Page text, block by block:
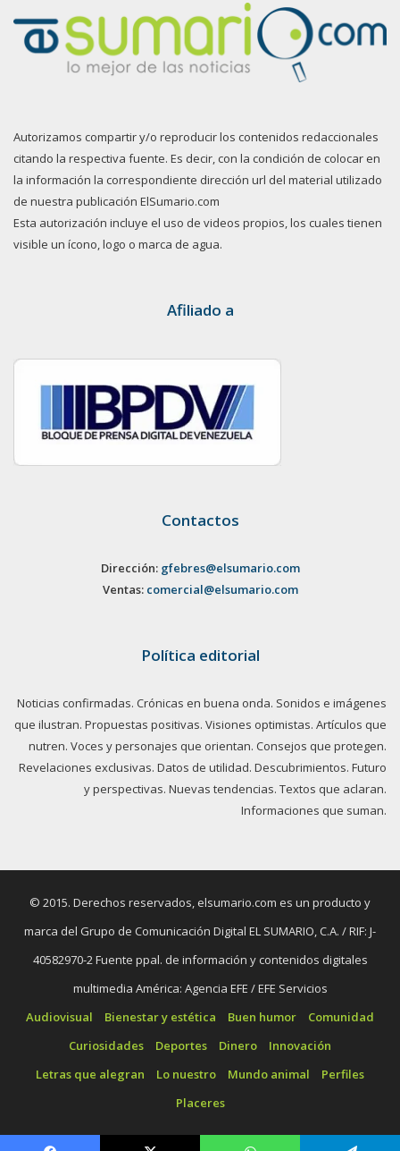
Autorizamos compartir y/o reproducir los contenidos redaccionales
citando la respectiva fuente. Es decir, con la condición de colocar en
la información la correspondiente dirección url del material utilizado
de nuestra publicación ElSumario.com
Esta autorización incluye el uso de videos propios, los cuales tienen
visible un ícono, logo o marca de agua.
Afiliado a
Contactos
Dirección: gfebres@elsumario.com
Ventas: comercial@elsumario.com
Política editorial
Noticias confirmadas. Crónicas en buena onda. Sonidos e imágenes
que ilustran. Propuestas positivas. Visiones optimistas. Artículos que
nutren. Voces y personajes que orientan. Consejos que protegen.
Revelaciones exclusivas. Datos de utilidad. Descubrimientos. Futuro
y perspectivas. Nuevas tendencias. Textos que aclaran.
Informaciones que suman.
© 2015. Derechos reservados, elsumario.com es un producto y
marca del Grupo de Comunicación Digital EL SUMARIO, C.A. / RIF: J-
40582970-2 Fuente ppal. de información y contenidos digitales
multimedia América: Agencia EFE / EFE Servicios
Audiovisual
Bienestar y estética Buen humor
Comunidad
Curiosidades
Deportes Dinero
Innovación
Letras que alegran
Lo nuestro Mundo animal
Perfiles
Placeres